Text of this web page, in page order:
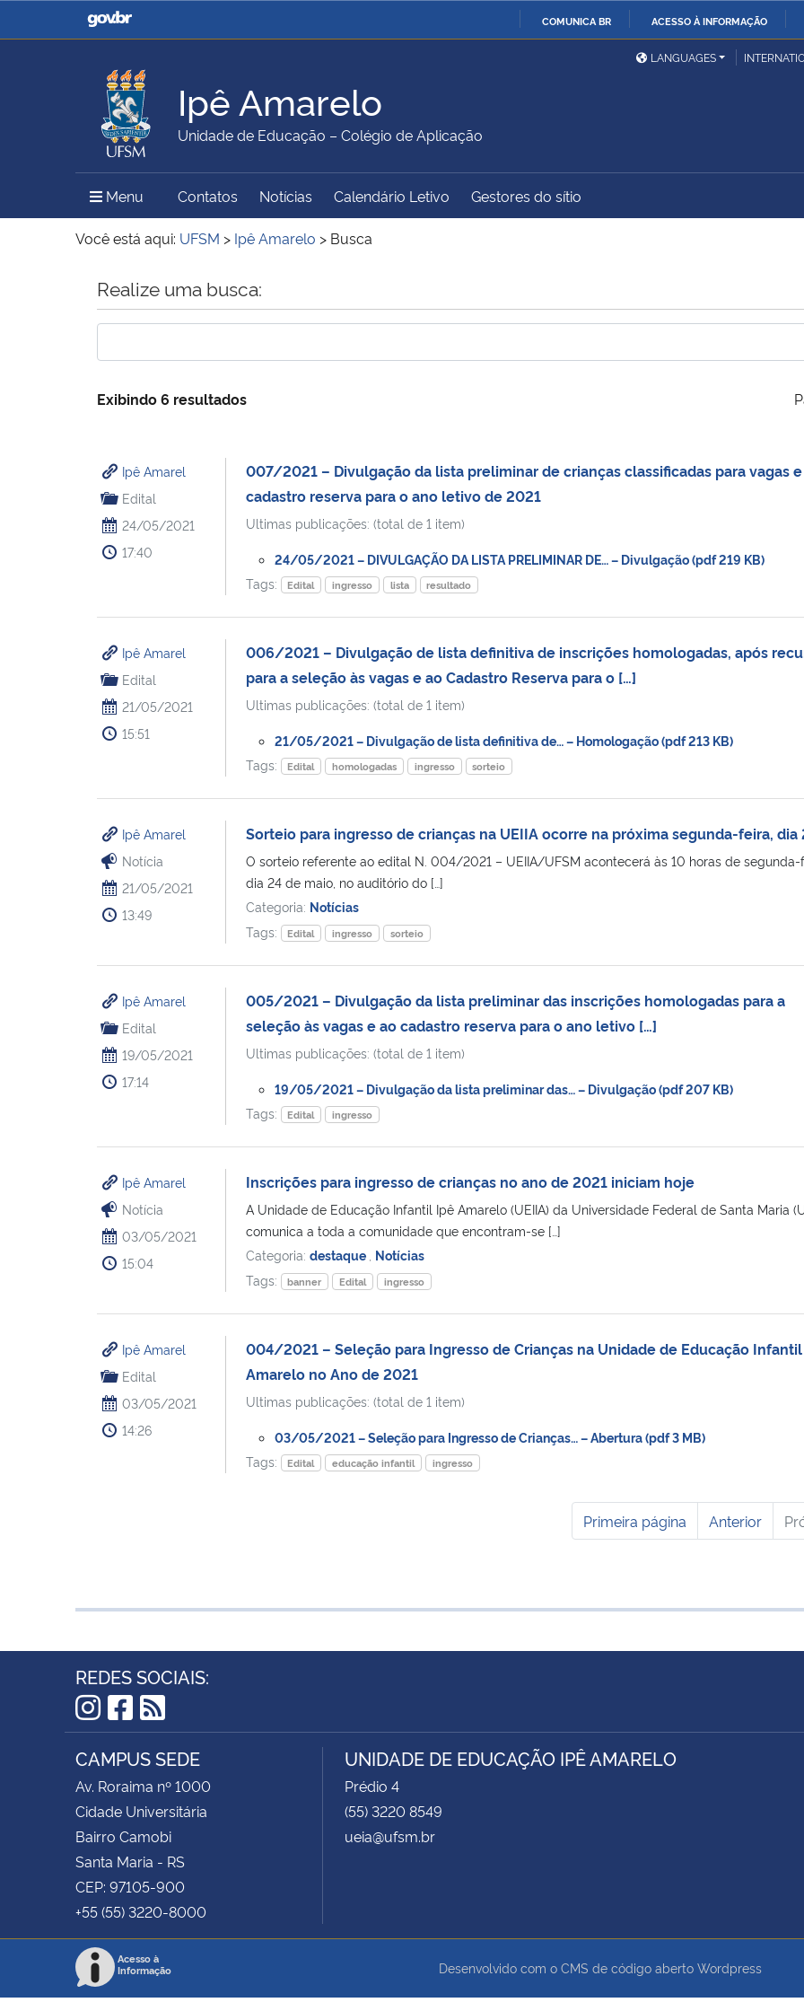
COMUNICA BR ACESSO À INFORMAÇÃO
Casa Civil
Ministério da Justiça e
Ministério da Defesa
Ministério das Relações
Exteriores
Ministério da Agricultura,
Pecuária e Abastecimento
Ministério da Educação
Ministério do Meio Ambiente Ministério do Turismo
Ministério do
LANGUAGES
Ipê Amarelo
Unidade de Educação – Colégio de Aplicação
Menu Menu Principal do Sítio
Contatos Notícias Calendário Letivo Gestores do sítio
Você está aqui: UFSM > Ipê Amarelo > Busca
Início do conteúdo
Realize uma busca:
Exibindo 6 resultados
Ipê Amarel
Edital
24/05/2021
17:40
007/2021 – Divulgação da lista preliminar de crianças classificadas para vagas e
cadastro reserva para o ano letivo de 2021
Ultimas publicações: (total de 1 item)
24/05/2021 – DIVULGAÇÃO DA LISTA PRELIMINAR DE… – Divulgação (pdf 219 KB)
Tags:
Edital ingresso lista resultado
Ipê Amarel
Edital
21/05/2021
15:51
006/2021 – Divulgação de lista definitiva de inscrições homologadas, após
para a seleção às vagas e ao Cadastro Reserva para o […]
Ultimas publicações: (total de 1 item)
21/05/2021 – Divulgação de lista definitiva de… – Homologação (pdf 213 KB)
Tags:
Edital homologadas ingresso sorteio
Ipê Amarel
Notícia
21/05/2021
13:49
Sorteio para ingresso de crianças na UEIIA ocorre na próxima segunda-feira, dia
O sorteio referente ao edital N. 004/2021 – UEIIA/UFSM acontecerá às 10 horas de segunda-
dia 24 de maio, no auditório do […]
Categoria: Notícias
Tags:
Edital ingresso sorteio
Ipê Amarel
Edital
19/05/2021
17:14
005/2021 – Divulgação da lista preliminar das inscrições homologadas para a
seleção às vagas e ao cadastro reserva para o ano letivo […]
Ultimas publicações: (total de 1 item)
19/05/2021 – Divulgação da lista preliminar das… – Divulgação (pdf 207 KB)
Tags:
Edital ingresso
Ipê Amarel
Notícia
03/05/2021
15:04
Inscrições para ingresso de crianças no ano de 2021 iniciam hoje
A Unidade de Educação Infantil Ipê Amarelo (UEIIA) da Universidade Federal de Santa Maria
comunica a toda a comunidade que encontram-se […]
Categoria: destaque Notícias
Tags:
banner Edital ingresso
Ipê Amarel
Edital
03/05/2021
14:26
004/2021 – Seleção para Ingresso de Crianças na Unidade de Educação
Amarelo no Ano de 2021
Ultimas publicações: (total de 1 item)
03/05/2021 – Seleção para Ingresso de Crianças… – Abertura (pdf 3 MB)
Tags:
Edital educação infantil ingresso
Primeira página Anterior
REDES SOCIAIS:
Instagram
Facebook
RSS
CAMPUS SEDE
Av. Roraima nº 1000
Cidade Universitária
Bairro Camobi
Santa Maria - RS
CEP: 97105-900
+55 (55) 3220-8000
UNIDADE DE EDUCAÇÃO IPÊ AMARELO
Prédio 4
(55) 3220 8549
ueia@ufsm.br
Acesso à
Informação
Desenvolvido com o CMS de código aberto Wordpress